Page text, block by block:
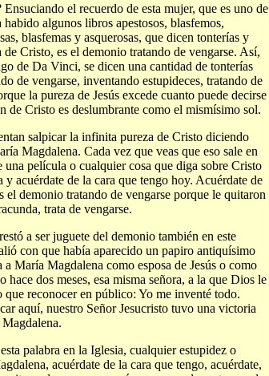
el recuerdo de esta mujer, que es uno de
algunos libros apestosos, blasfemos,
blasfemas y asquerosas, que dicen tonterías y
Cristo, es el demonio tratando de vengarse. Así,
de Da Vinci, se dicen una cantidad de tonterías
de vengarse, inventando estupideces, tratando de
la pureza de Jesús excede cuanto puede decirse
de Cristo es deslumbrante como el mismísimo sol.
salpicar la infinita pureza de Cristo diciendo
Magdalena. Cada vez que veas que eso sale en
una película o cualquier cosa que diga sobre Cristo
acuérdate de la cara que tengo hoy. Acuérdate de
el demonio tratando de vengarse porque le quitaron
trata de vengarse.
a ser juguete del demonio también en este
con que había aparecido un papiro antiquísimo
María Magdalena como esposa de Jesús o como
hace dos meses, esa misma señora, a la que Dios le
reconocer en público: Yo me inventé todo.
aquí, nuestro Señor Jesucristo tuvo una victoria
palabra en la Iglesia, cualquier estupidez o
acuérdate de la cara que tengo, acuérdate,